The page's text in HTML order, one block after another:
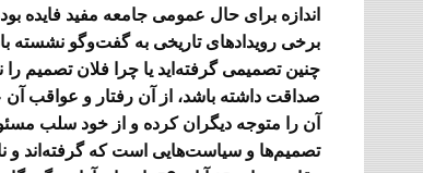
اندازه برای حال عمومی جامعه مفید فایده
برخی رویدادهای تاریخی به گفت‌و‌گو نشسته
چنین تصمیمی گرفته‌اید یا چرا فلان تصمیم را
صداقت داشته باشد، از آن رفتار و عواقب
آن را متوجه دیگران کرده و از خود سلب
تصمیم‌ها و سیاست‌هایی است که گرفته‌اند و